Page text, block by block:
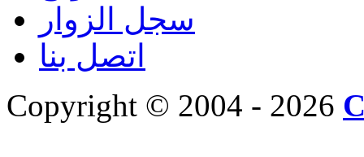
سجل الزوار
اتصل بنا
Copyright © 2004 - 2026